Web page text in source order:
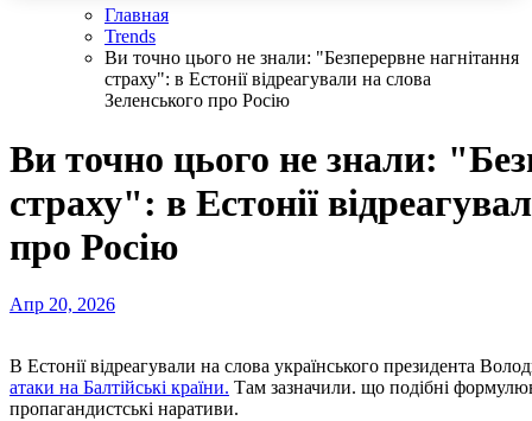
Главная
Trends
Ви точно цього не знали: "Безперервне нагнітання
страху": в Естонії відреагували на слова
Зеленського про Росію
Ви точно цього не знали:
страху": в Естонії
про Росію
Апр 20, 2026
В Естонії відреагували на слова українського президента
атаки на Балтійські країни. Там зазначили. що подібні
пропагандистські наративи.